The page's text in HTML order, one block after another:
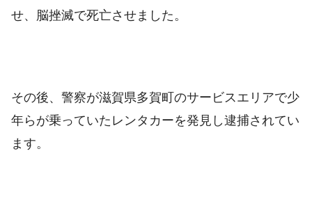
せ、脳挫滅で死亡させました。
その後、警察が滋賀県多賀町のサービスエリアで少
年らが乗っていたレンタカーを発見し逮捕されてい
ます。